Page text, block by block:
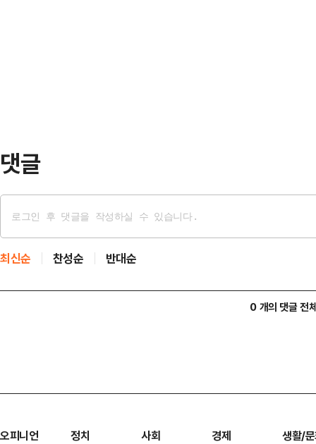
댓글
최신순 찬성순 반대순
0 개의 댓글 전
오피니언 정치 사회 경제 생활/